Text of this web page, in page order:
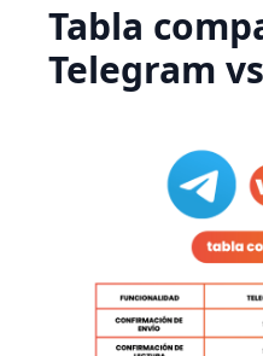
Tabla
Telegram